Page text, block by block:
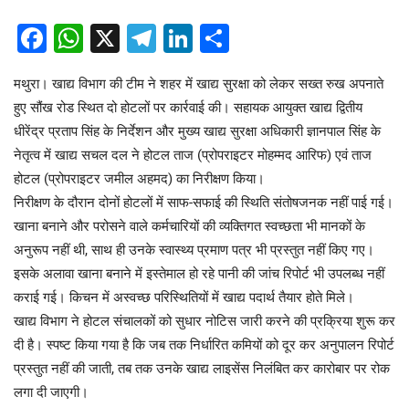
Facebook
WhatsApp
X Telegram
LinkedIn
मथुरा। खाद्य विभाग की टीम ने शहर में खाद्य सुरक्षा को लेकर सख्त रुख अपनाते
हुए सौंख रोड स्थित दो होटलों पर कार्रवाई की। सहायक आयुक्त खाद्य द्वितीय
धीरेंद्र प्रताप सिंह के निर्देशन और मुख्य खाद्य सुरक्षा अधिकारी ज्ञानपाल सिंह के
नेतृत्व में खाद्य सचल दल ने होटल ताज (प्रोपराइटर मोहम्मद आरिफ) एवं ताज
होटल (प्रोपराइटर जमील अहमद) का निरीक्षण किया।
निरीक्षण के दौरान दोनों होटलों में साफ-सफाई की स्थिति संतोषजनक नहीं पाई गई।
खाना बनाने और परोसने वाले कर्मचारियों की व्यक्तिगत स्वच्छता भी मानकों के
अनुरूप नहीं थी, साथ ही उनके स्वास्थ्य प्रमाण पत्र भी प्रस्तुत नहीं किए गए।
इसके अलावा खाना बनाने में इस्तेमाल हो रहे पानी की जांच रिपोर्ट भी उपलब्ध नहीं
कराई गई। किचन में अस्वच्छ परिस्थितियों में खाद्य पदार्थ तैयार होते मिले।
खाद्य विभाग ने होटल संचालकों को सुधार नोटिस जारी करने की प्रक्रिया शुरू कर
दी है। स्पष्ट किया गया है कि जब तक निर्धारित कमियों को दूर कर अनुपालन रिपोर्ट
प्रस्तुत नहीं की जाती, तब तक उनके खाद्य लाइसेंस निलंबित कर कारोबार पर रोक
लगा दी जाएगी।